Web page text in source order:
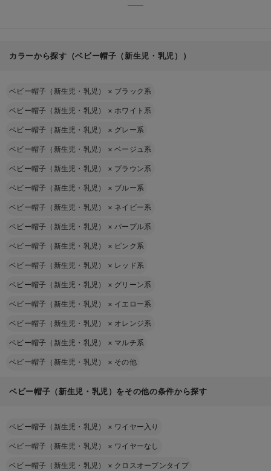
カラーから探す（ベビー帽子（新生児・乳児））
ベビー帽子（新生児・乳児） × ブラック系
ベビー帽子（新生児・乳児） ×ホワイト系
ベビー帽子（新生児・乳児） × グレー系
ベビー帽子（新生児・乳児） ×ベージュ系
ベビー帽子（新生児・乳児） × ブラウン系
ベビー帽子（新生児・乳児） × ブルー系
ベビー帽子（新生児・乳児） × ネイビー系
ベビー帽子（新生児・乳児） ×パープル系
ベビー帽子（新生児・乳児） × ピンク系
ベビー帽子（新生児・乳児） × レッド系
ベビー帽子（新生児・乳児） × グリーン系
ベビー帽子（新生児・乳児） × イエロー系
ベビー帽子（新生児・乳児） × オレンジ系
ベビー帽子（新生児・乳児） × マルチ系
ベビー帽子（新生児・乳児） × その他
ベビー帽子（新生児・乳児）をその他の条件から探す
ベビー帽子（新生児・乳児） × ワイヤー入り
ベビー帽子（新生児・乳児） × ワイヤーなし
ベビー帽子（新生児・乳児） × クロスオープンタイプ